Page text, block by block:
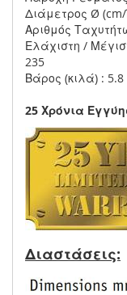
Διάμετρος Ø (cm/
Αριθμός
Ελάχιστη /
235
Βάρος (κιλά) : 5.8
25 Χρόνια
Διαστάσεις: